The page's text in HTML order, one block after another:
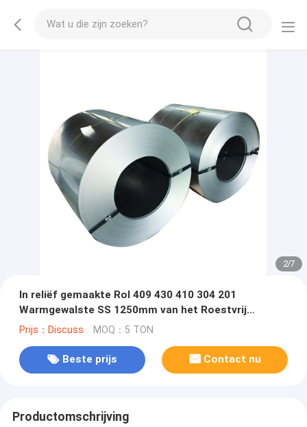
2/7
In reliëf gemaakte Rol 409 430 410 304 201
Warmgewalste SS 1250mm van het Roestvrij
staalblad
Prijs：Discuss MOQ：5 TON
Beste prijs Contact nu
Productomschrijving